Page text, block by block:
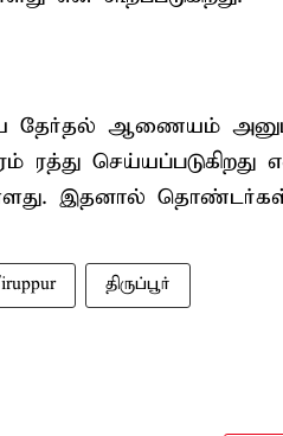
தேர்தல் ஆணையம்
ரத்து
இதனால்
திருப்பூர்